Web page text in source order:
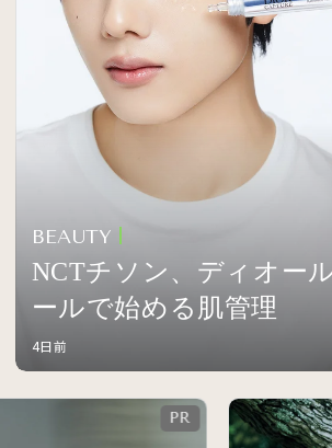
BEAUTY
NCTチソン、ディオー
ールで始める肌管理
4日前